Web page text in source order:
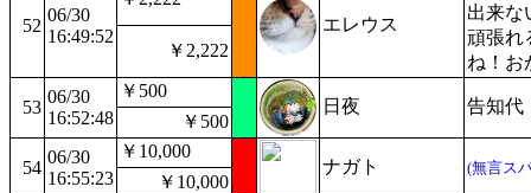
52
06/30
16:49:52
エレウス
出来な
頑張れ
ね！お
￥2,222
53
06/30
16:52:48
￥500
日夜 告知代
￥500
54
06/30
16:55:23
￥10,000
ナガト (無言ス
￥10,000